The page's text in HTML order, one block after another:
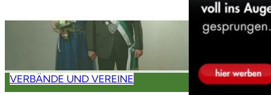
VERBÄNDE UND VEREINE